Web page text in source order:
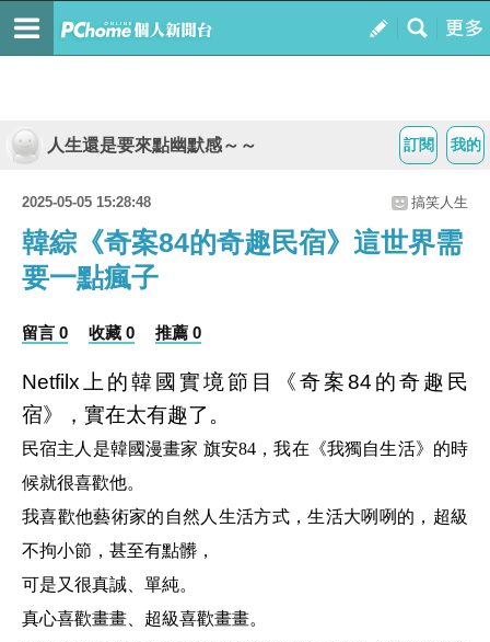
我的
訂閱
人生還是要來點幽默感～～
2025-05-05 15:28:48 搞笑人生
韓綜《奇案84的奇趣民宿》這世界需
要一點瘋子
留言 0 收藏 0 推薦 0
Netfilx上的韓國實境節目《奇案84的奇趣民
宿》，實在太有趣了。
民宿主人是韓國漫畫家 旗安84，我在《我獨自生活》的時
候就很喜歡他。
我喜歡他藝術家的自然人生活方式，生活大咧咧的，超級
不拘小節，甚至有點髒，
可是又很真誠、單純。
真心喜歡畫畫、超級喜歡畫畫。